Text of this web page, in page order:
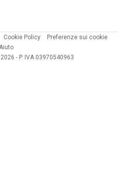
Cookie Policy
Preferenze sui cookie
- P. IVA 03970540963